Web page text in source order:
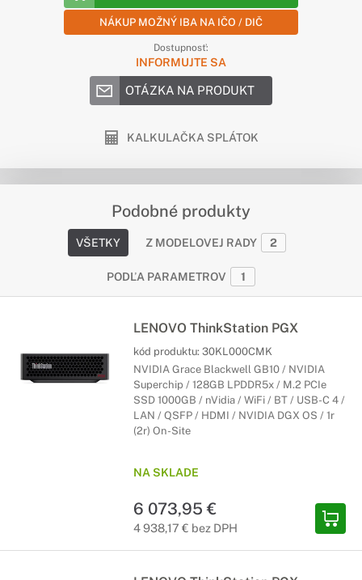
NÁKUP MOŽNÝ IBA NA IČO / DIČ
Dostupnosť:
INFORMUJTE SA
OTÁZKA NA PRODUKT
KALKULAČKA SPLÁTOK
Podobné produkty
VŠETKY Z MODELOVEJ RADY 2
PODĽA PARAMETROV 1
LENOVO ThinkStation PGX
kód produktu: 30KL000CMK
NVIDIA Grace Blackwell GB10 / NVIDIA
Superchip / 128GB LPDDR5x / M.2 PCIe
SSD 1000GB / nVidia / WiFi / BT / USB-C 4 /
LAN / QSFP / HDMI / NVIDIA DGX OS / 1r
(2r) On-Site
NA SKLADE
6 073,95 €
4 938,17 € bez DPH